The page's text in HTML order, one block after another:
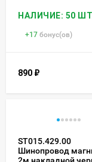
НАЛИЧИЕ: 50
+17 бонус(ов)
890 ₽
ST015.429.00
Шинопровод